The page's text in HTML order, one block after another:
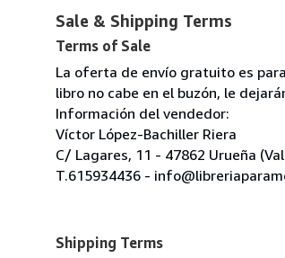
Sale & Shipping Terms
Terms of Sale
La oferta de envío gratuito es para
libro no cabe en el buzón, le
Información del vendedor:
Víctor López-Bachiller Riera
C/ Lagares, 11 - 47862 Urueña
T.615934436 -
Shipping Terms